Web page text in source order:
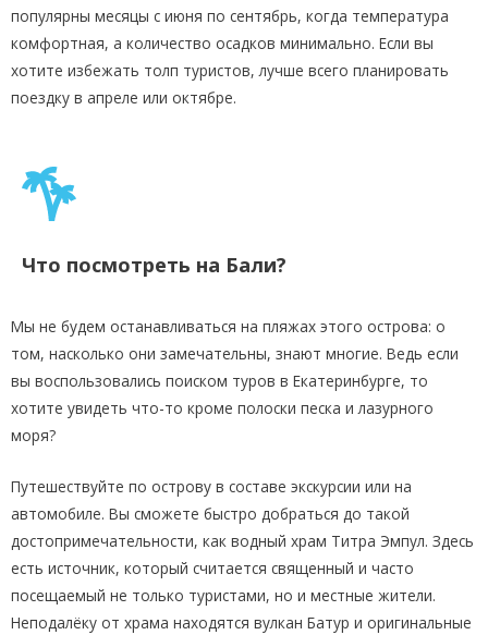
популярны месяцы с июня по сентябрь, когда температура
комфортная, а количество осадков минимально. Если вы
хотите избежать толп туристов, лучше всего планировать
поездку в апреле или октябре.
Что посмотреть на Бали?
Мы не будем останавливаться на пляжах этого острова: о
том, насколько они замечательны, знают многие. Ведь если
вы воспользовались поиском туров в Екатеринбурге, то
хотите увидеть что-то кроме полоски песка и лазурного
моря?
Путешествуйте по острову в составе экскурсии или на
автомобиле. Вы сможете быстро добраться до такой
достопримечательности, как водный храм Титра Эмпул. Здесь
есть источник, который считается священный и часто
посещаемый не только туристами, но и местные жители.
Неподалёку от храма находятся вулкан Батур и оригинальные